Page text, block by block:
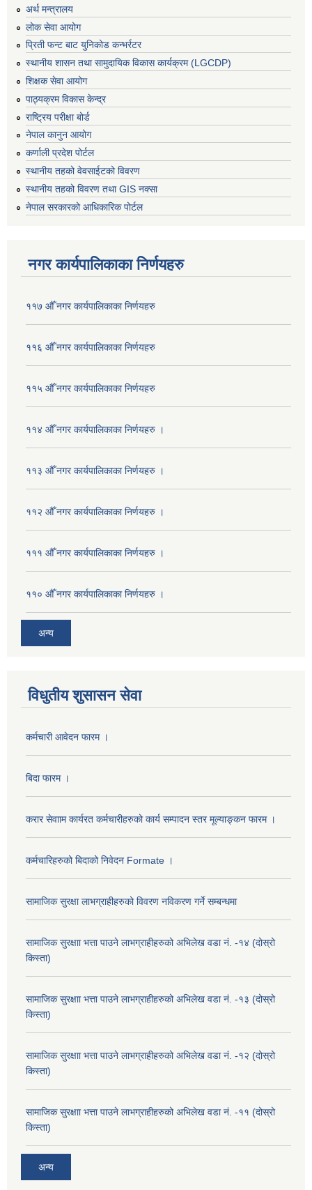
अर्थ मन्त्रालय
लोक सेवा आयोग
प्रिती फन्ट बाट युनिकोड कन्भर्रटर
स्थानीय शासन तथा सामुदायिक विकास कार्यक्रम (LGCDP)
शिक्षक सेवा आयोग
पाठ्यक्रम विकास केन्द्र
राष्ट्रिय परीक्षा बोर्ड
नेपाल कानुन आयोग
कर्णाली प्रदेश पोर्टल
स्थानीय तहको वेवसाईटको विवरण
स्थानीय तहको विवरण तथा GIS नक्सा
नेपाल सरकारको आधिकारिक पोर्टल
नगर कार्यपालिकाका निर्णयहरु
११७ औँ नगर कार्यपालिकाका निर्णयहरु
११६ औँ नगर कार्यपालिकाका निर्णयहरु
११५ औँ नगर कार्यपालिकाका निर्णयहरु
११४ औँ नगर कार्यपालिकाका निर्णयहरु ।
११३ औँ नगर कार्यपालिकाका निर्णयहरु ।
११२ औँ नगर कार्यपालिकाका निर्णयहरु ।
१११ औँ नगर कार्यपालिकाका निर्णयहरु ।
११० औँ नगर कार्यपालिकाका निर्णयहरु ।
अन्य
विधुतीय शुसासन सेवा
कर्मचारी आवेदन फारम ।
बिदा फारम ।
करार सेवााम कार्यरत कर्मचारीहरुको कार्य सम्पादन स्तर मूल्याङ्कन फारम ।
कर्मचारिहरुको बिदाको निवेदन Formate ।
सामाजिक सुरक्षा लाभग्राहीहरुको विवरण नविकरण गर्ने सम्बन्धमा
सामाजिक सुरक्षाा भत्ता पाउने लाभग्राहीहरुको अभिलेख वडा नं. -१४ (दोस्रो
किस्ता)
सामाजिक सुरक्षाा भत्ता पाउने लाभग्राहीहरुको अभिलेख वडा नं. -१३ (दोस्रो
किस्ता)
सामाजिक सुरक्षाा भत्ता पाउने लाभग्राहीहरुको अभिलेख वडा नं. -१२ (दोस्रो
किस्ता)
सामाजिक सुरक्षाा भत्ता पाउने लाभग्राहीहरुको अभिलेख वडा नं. -११ (दोस्रो
किस्ता)
अन्य